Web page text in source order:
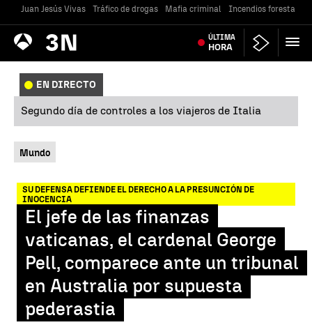
Juan Jesús Vivas Tráfico de drogas Mafia criminal Incendios forestales
Antena
3 Noticias ÚLTIMA
HORA
EN DIRECTO
Segundo día de controles a los viajeros de Italia
Mundo
SU DEFENSA DEFIENDE EL DERECHO A LA PRESUNCIÓN DE
INOCENCIA
El jefe de las finanzas
vaticanas, el cardenal George
Pell, comparece ante un tribunal
en Australia por supuesta
pederastia